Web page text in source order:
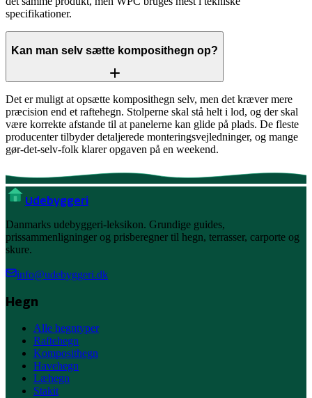
specifikationer.
Kan man selv sætte komposithegn op?
Det er muligt at opsætte komposithegn selv, men det kræver mere
præcision end et raftehegn. Stolperne skal stå helt i lod, og der skal
være korrekte afstande til at panelerne kan glide på plads. De fleste
producenter tilbyder detaljerede monteringsvejledninger, og mange
gør-det-selv-folk klarer opgaven på en weekend.
Udebyggeri
Danmarks udebyggeri-leksikon. Grundige guides,
prissammenligninger og prisberegner til hegn, terrasser, carporte og
skure.
info@udebyggeri.dk
Hegn
Alle hegntyper
Raftehegn
Komposithegn
Havehegn
Læhegn
Stakit